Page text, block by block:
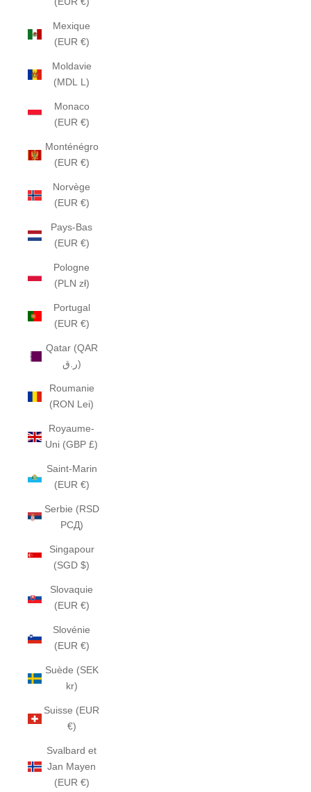
Mexique
(EUR €)
Moldavie
(MDL L)
Monaco
(EUR €)
Monténégro
(EUR €)
Norvège
(EUR €)
Pays-Bas
(EUR €)
Pologne
(PLN zł)
Portugal
(EUR €)
Qatar (QAR
ر.ق)
Roumanie
(RON Lei)
Royaume-
Uni (GBP £)
Saint-Marin
(EUR €)
Serbie (RSD
РСД)
Singapour
(SGD $)
Slovaquie
(EUR €)
Slovénie
(EUR €)
Suède (SEK
kr)
Suisse (EUR
€)
Svalbard et
Jan Mayen
(EUR €)